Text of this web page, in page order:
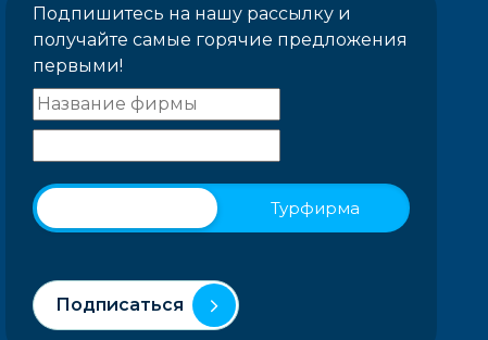
Подпишитесь на нашу рассылку и
получайте самые горячие предложения
первыми!
Турфирма
Подписаться